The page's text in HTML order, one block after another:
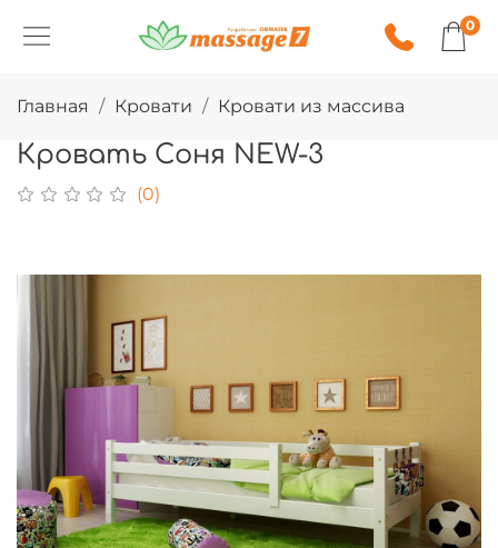
0
Главная Кровати Кровати из массива
Кровать Соня NEW-3
(0)